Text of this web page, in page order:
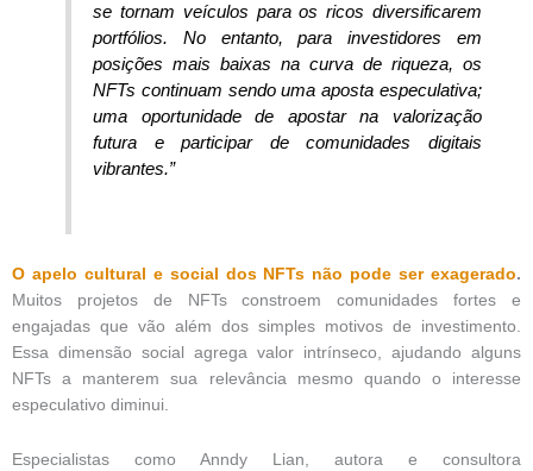
se tornam veículos para os ricos diversificarem
portfólios. No entanto, para investidores em
posições mais baixas na curva de riqueza, os
NFTs continuam sendo uma aposta especulativa;
uma oportunidade de apostar na valorização
futura e participar de comunidades digitais
vibrantes.”
O apelo cultural e social dos NFTs não pode ser exagerado.
Muitos projetos de NFTs constroem comunidades fortes e
engajadas que vão além dos simples motivos de investimento.
Essa dimensão social agrega valor intrínseco, ajudando alguns
NFTs a manterem sua relevância mesmo quando o interesse
especulativo diminui.
Especialistas como Anndy Lian, autora e consultora